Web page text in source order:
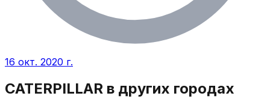
16 окт. 2020 г.
CATERPILLAR в других городах